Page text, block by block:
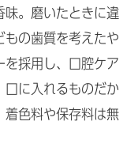
味。磨いたときに違
もの歯質を考えたや
を採用し、口腔ケア
口に入れるものだか
着色料や保存料は無